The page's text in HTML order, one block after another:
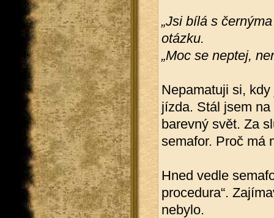
„Jsi bílá s
otázku.
„Moc se neptej,
Nepamatuji si,
jízda. Stál jsem
barevný svět. Za
semafor. Proč má
Hned vedle
procedura“.
nebylo.